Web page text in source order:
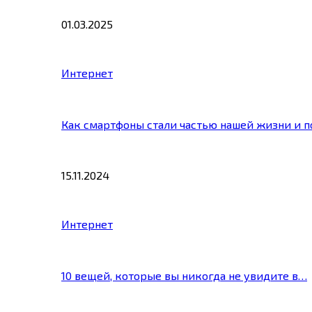
01.03.2025
Интернет
Как смартфоны стали частью нашей жизни и
15.11.2024
Интернет
10 вещей, которые вы никогда не увидите в…